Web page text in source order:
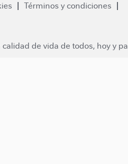
Términos y condiciones
de vida de todos, hoy y